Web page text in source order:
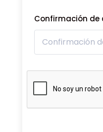
Confirmación de